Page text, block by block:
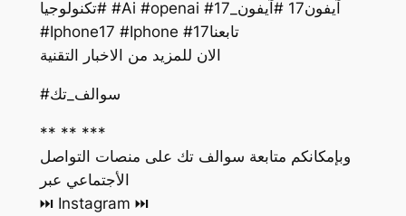
#تكنولوجيا #Ai #openai #آيفون17 #آيفون_17
#Iphone17 #Iphone #17تابعنا
الان للمزيد من الاخبار التقنية
#سوالف_تك
** ** ***
وبإمكانكم متابعة سوالف تك على منصات التواصل
الأجتماعي عبر
‏⏭ Instagram ⏭